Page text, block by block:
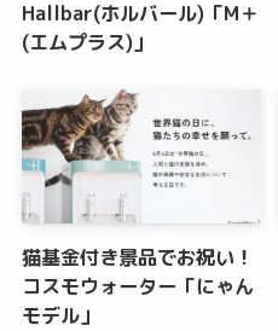
Hallbar(ホルバール)「M＋
(エムプラス)」
猫基金付き景品でお祝い！
コスモウォーター「にゃん
モデル」